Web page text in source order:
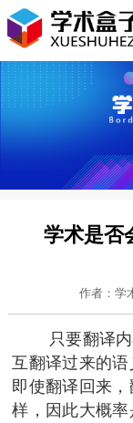
学术是否
作者：学
只要翻译
互翻译过来的
即使翻译回来
样，因此大概